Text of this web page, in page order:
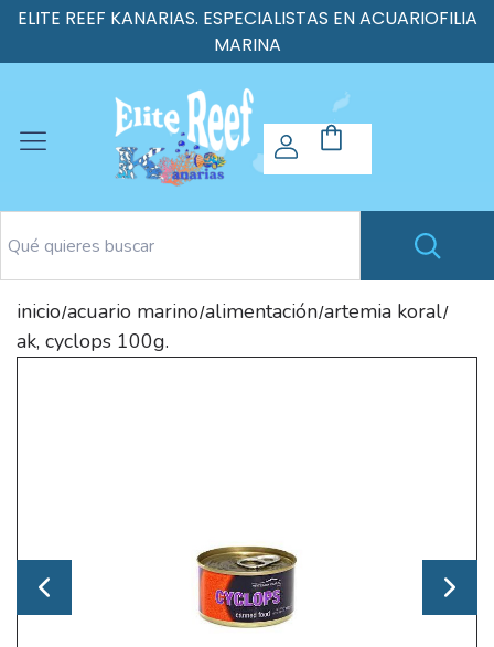
ELITE REEF KANARIAS. ESPECIALISTAS EN ACUARIOFILIA
MARINA
inicio/acuario marino/alimentación/artemia koral/
ak, cyclops 100g.